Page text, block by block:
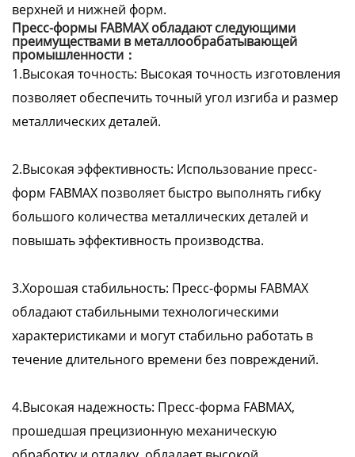
верхней и нижней форм.
Пресс-формы FABMAX обладают следующими
преимуществами в металлообрабатывающей
промышленности：
1.Высокая точность: Высокая точность изготовления
позволяет обеспечить точный угол изгиба и размер
металлических деталей.
2.Высокая эффективность: Использование пресс-
форм FABMAX позволяет быстро выполнять гибку
большого количества металлических деталей и
повышать эффективность производства.
3.Хорошая стабильность: Пресс-формы FABMAX
обладают стабильными технологическими
характеристиками и могут стабильно работать в
течение длительного времени без повреждений.
4.Высокая надежность: Пресс-форма FABMAX,
прошедшая прецизионную механическую